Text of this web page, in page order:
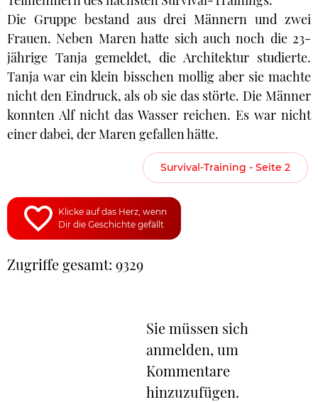
Die Gruppe bestand aus drei Männern und zwei
Frauen. Neben Maren hatte sich auch noch die 23-
jährige Tanja gemeldet, die Architektur studierte.
Tanja war ein klein bisschen mollig aber sie machte
nicht den Eindruck, als ob sie das störte. Die Männer
konnten Alf nicht das Wasser reichen. Es war nicht
einer dabei, der Maren gefallen hätte.
Survival-Training - Seite 2
Klicke auf das Herz, wenn
Dir die Geschichte gefällt
Zugriffe gesamt: 9329
Sie müssen sich
anmelden, um
Kommentare
hinzuzufügen.